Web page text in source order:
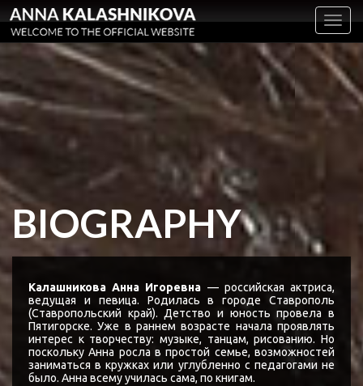
BIOGRAPHY
Калашникова Анна Игоревна — российская актриса,
ведущая и певица. Родилась в городе Ставрополь
(Ставропольский край). Детство и юность провела в
Пятигорске. Уже в раннем возрасте начала проявлять
интерес к творчеству: музыке, танцам, рисованию. Но
поскольку Анна росла в простой семье, возможностей
заниматься в кружках или углубленно с педагогами не
было. Анна всему училась сама, по книгам.